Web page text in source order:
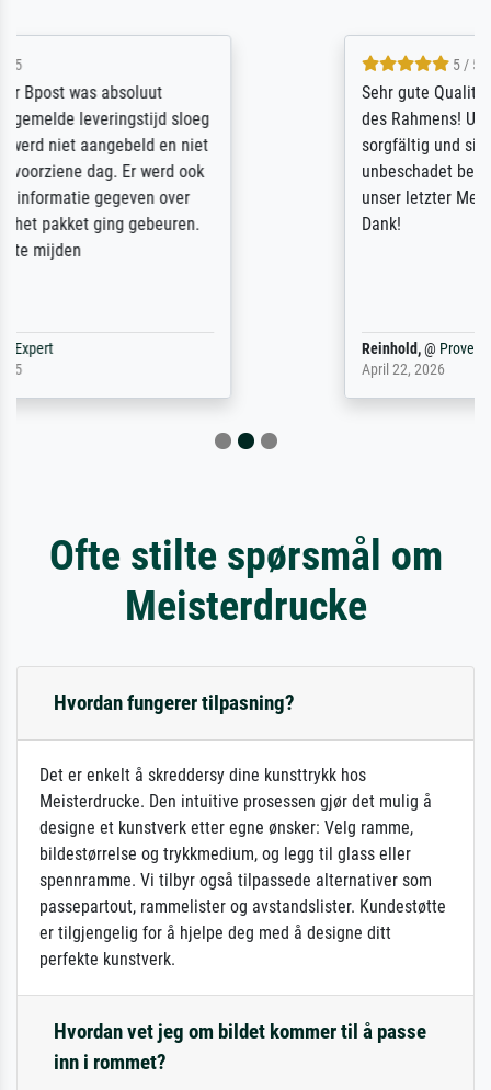
Sehr gute Qualität des Leinwanddrucks und
des Rahmens! Unser Bild wurde sehr
sorgfältig und sicher verpackt, so dass es
unbeschadet bei uns ankam. Es wird nicht
unser letzter Meisterdruck sein. Vielen
Dank!
Ofte stilte spørsmål om
Meisterdrucke
Hvordan fungerer tilpasning?
Det er enkelt å skreddersy dine kunsttrykk hos
Meisterdrucke. Den intuitive prosessen gjør det mulig å
designe et kunstverk etter egne ønsker: Velg ramme,
bildestørrelse og trykkmedium, og legg til glass eller
spennramme. Vi tilbyr også tilpassede alternativer som
passepartout, rammelister og avstandslister. Kundestøtte
er tilgjengelig for å hjelpe deg med å designe ditt
perfekte kunstverk.
Hvordan vet jeg om bildet kommer til å passe
inn i rommet?